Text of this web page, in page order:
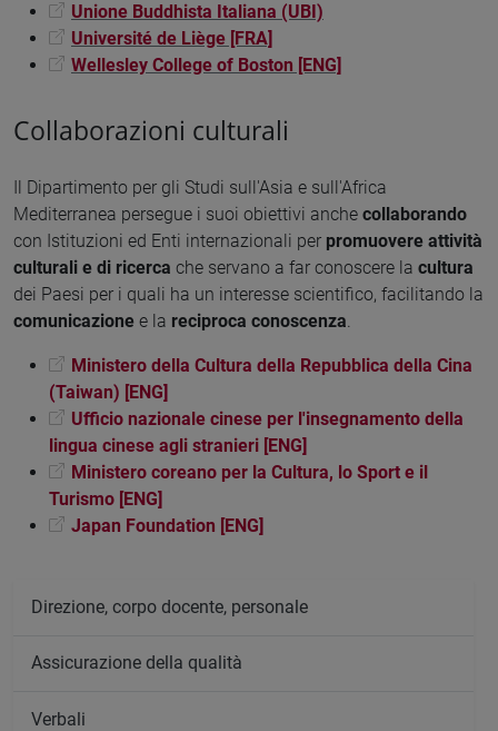
Unione Buddhista Italiana (UBI)
Université de Liège [FRA]
Wellesley College of Boston [ENG]
Collaborazioni culturali
Il Dipartimento per gli Studi sull'Asia e sull'Africa
Mediterranea persegue i suoi obiettivi anche collaborando
con Istituzioni ed Enti internazionali per promuovere attività
culturali e di ricerca che servano a far conoscere la cultura
dei Paesi per i quali ha un interesse scientifico, facilitando la
comunicazione e la reciproca conoscenza.
Ministero della Cultura della Repubblica della Cina
(Taiwan) [ENG]
Ufficio nazionale cinese per l'insegnamento della
lingua cinese agli stranieri [ENG]
Ministero coreano per la Cultura, lo Sport e il
Turismo [ENG]
Japan Foundation [ENG]
Direzione, corpo docente, personale
Assicurazione della qualità
Verbali